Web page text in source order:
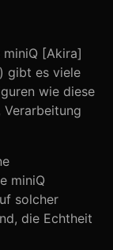
miniQ [Akira]
gibt es viele
wie diese
miniQ
solcher
die Echtheit